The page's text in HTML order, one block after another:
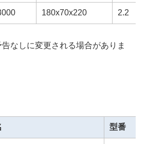
180x70x220 2.2
なしに変更される場合がありま
型番